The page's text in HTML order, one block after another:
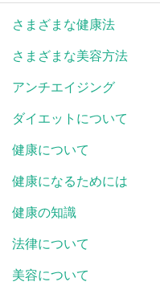
さまざまな健康法
さまざまな美容方法
アンチエイジング
ダイエットについて
健康について
健康になるためには
健康の知識
法律について
美容について